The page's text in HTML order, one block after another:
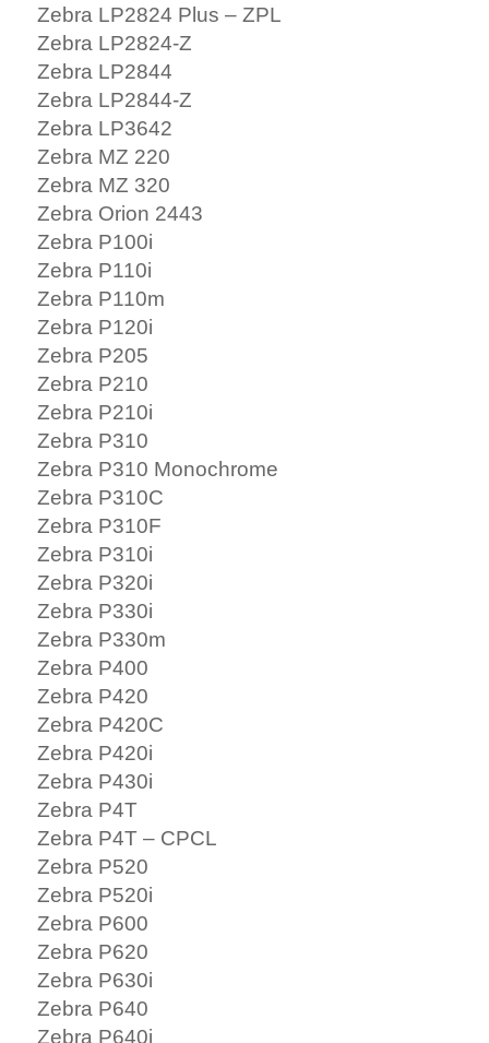
Zebra LP2824 Plus – ZPL
Zebra LP2824-Z
Zebra LP2844
Zebra LP2844-Z
Zebra LP3642
Zebra MZ 220
Zebra MZ 320
Zebra Orion 2443
Zebra P100i
Zebra P110i
Zebra P110m
Zebra P120i
Zebra P205
Zebra P210
Zebra P210i
Zebra P310
Zebra P310 Monochrome
Zebra P310C
Zebra P310F
Zebra P310i
Zebra P320i
Zebra P330i
Zebra P330m
Zebra P400
Zebra P420
Zebra P420C
Zebra P420i
Zebra P430i
Zebra P4T
Zebra P4T – CPCL
Zebra P520
Zebra P520i
Zebra P600
Zebra P620
Zebra P630i
Zebra P640
Zebra P640i